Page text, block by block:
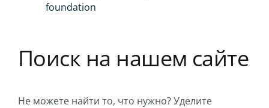
foundation
Поиск на нашем сайте
Не можете найти то, что нужно? Уделите